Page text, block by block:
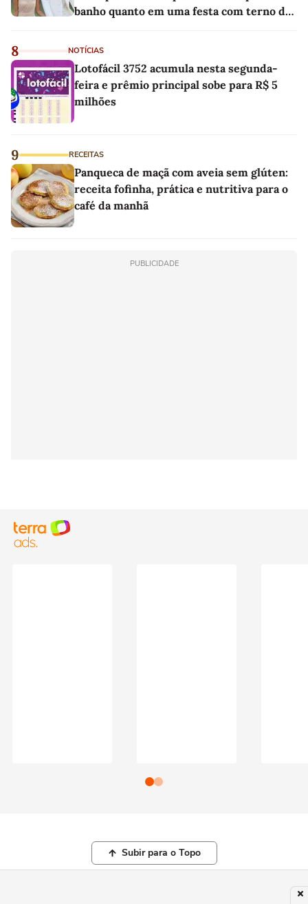
banho quanto em uma festa com terno de
8 NOTÍCIAS
Lotofácil 3752 acumula nesta segunda-
feira e prêmio principal sobe para R$ 5
milhões
9 RECEITAS
Panqueca de maçã com aveia sem glúten:
receita fofinha, prática e nutritiva para o
café da manhã
PUBLICIDADE
Subir para o Topo